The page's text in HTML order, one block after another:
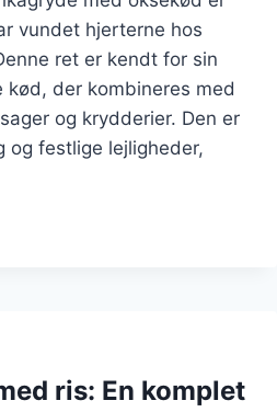
vundet hjerterne hos
ret er kendt for sin
kød, der kombineres med
og krydderier. Den er
og festlige lejligheder,
ris: En komplet